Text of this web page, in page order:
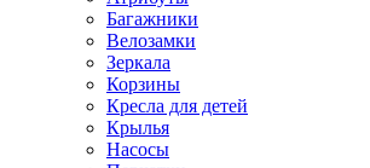
Багажники
Велозамки
Зеркала
Корзины
Кресла для детей
Крылья
Насосы